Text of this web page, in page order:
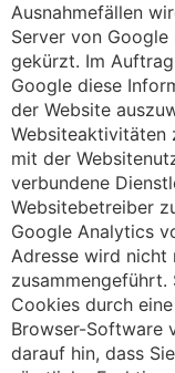
Ausnahmefällen
Server von
gekürzt. Im
Google diese
der Website
Websiteaktivitäten
mit der
verbundene
Websitebetreiber
Google Analytics
Adresse wird nicht
zusammengeführt.
Cookies durch
Browser-Software
darauf hin, dass